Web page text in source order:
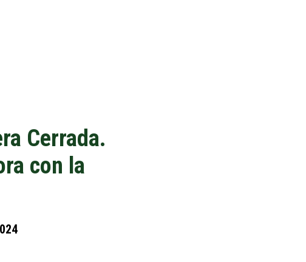
Cerrada.
con la